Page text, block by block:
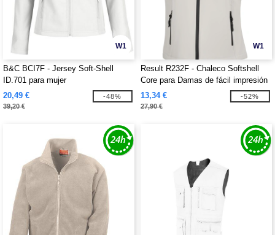
W1
B&C BCI7F - Jersey Soft-Shell
ID.701 para mujer
20,49 €
39,20 €
-48%
W1
Result R232F - Chaleco Softshell
Core para Damas de fácil impresión
13,34 €
27,90 €
-52%